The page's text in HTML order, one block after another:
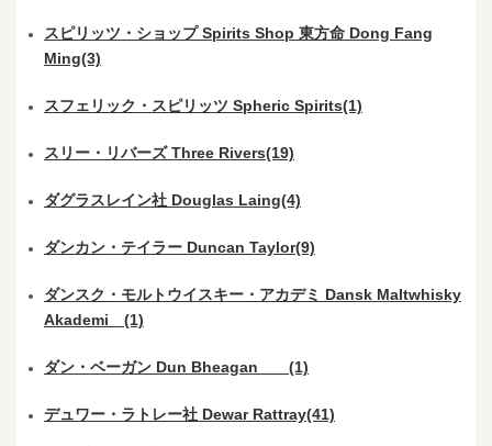
スピリッツ・ショップ Spirits Shop 東方命 Dong Fang
Ming(3)
スフェリック・スピリッツ Spheric Spirits(1)
スリー・リバーズ Three Rivers(19)
ダグラスレイン社 Douglas Laing(4)
ダンカン・テイラー Duncan Taylor(9)
ダンスク・モルトウイスキー・アカデミ Dansk Maltwhisky
Akademi (1)
ダン・ベーガン Dun Bheagan (1)
デュワー・ラトレー社 Dewar Rattray(41)